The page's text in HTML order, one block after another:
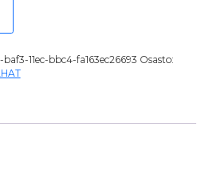
baf3-11ec-bbc4-fa163ec26693 Osasto: